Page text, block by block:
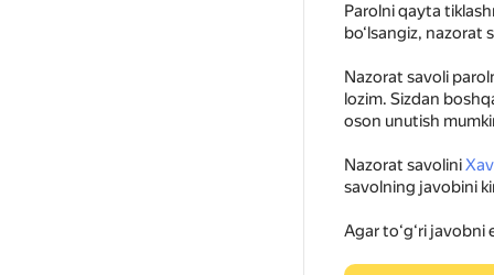
Parolni qayta
bo‘lsangiz, nazorat
Nazorat savoli
lozim. Sizdan
oson unutish
Nazorat savolini
savolning javobini
Agar toʻgʻri